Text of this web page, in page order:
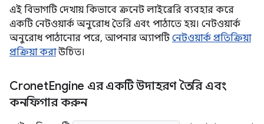
এই বিভাগটি দেখায় কিভাবে ক্রনেট লাইব্রেরি ব্যবহার করে
একটি নেটওয়ার্ক অনুরোধ তৈরি এবং পাঠাতে হয়। নেটওয়ার্ক
অনুরোধ পাঠানোর পরে, আপনার অ্যাপটি নেটওয়ার্ক প্রতিক্রিয়া
প্রক্রিয়া করাউচিত।
CronetEngine এর একটি উদাহরণ তৈরি এবং
কনফিগার করুন